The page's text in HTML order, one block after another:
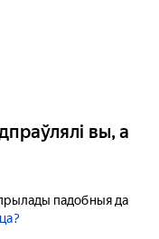
вы, а
падобныя да